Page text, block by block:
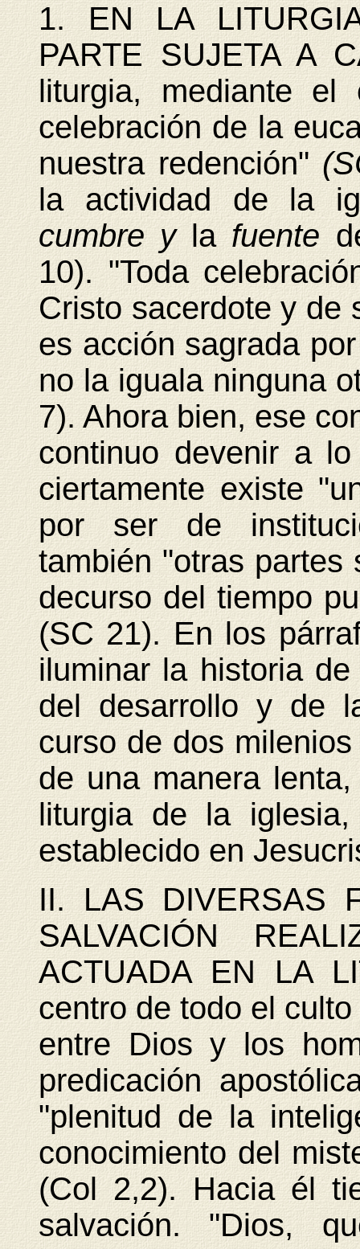
1. EN LA
PARTE SUJETA A
liturgia, mediante el
celebración de la
nuestra redención"
la actividad de la
cumbre ylafuente
10). "Toda
Cristo sacerdote y de
es acción sagrada
no la iguala ninguna
7). Ahora bien, ese
continuo devenir a
ciertamente existe
por ser de
también "otras partes
decurso del tiempo
(SC 21). En los
iluminar la historia
del desarrollo y de
curso de dos
de una manera
liturgia de la
establecido en
II. LAS DIVERSAS
SALVACIÓN
ACTUADA EN LA
centro de todo el
entre Dios y los
predicación
"plenitud de la
conocimiento del
(Col 2,2). Hacia él
salvación. "Dios,